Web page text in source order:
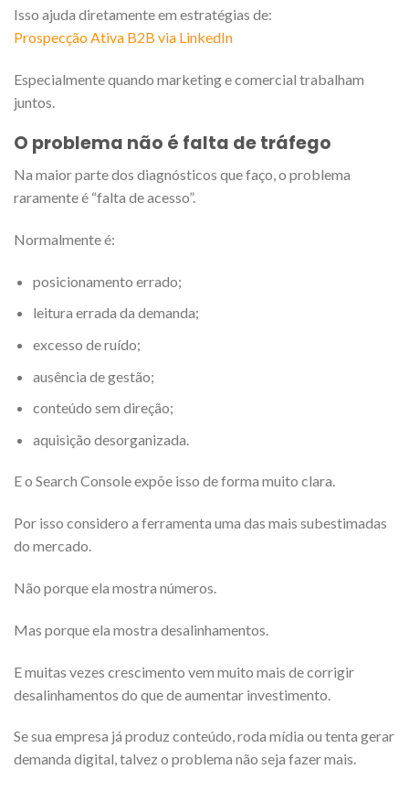
Isso ajuda diretamente em estratégias de:
Prospecção Ativa B2B via LinkedIn
Especialmente quando marketing e comercial trabalham
juntos.
O problema não é falta de tráfego
Na maior parte dos diagnósticos que faço, o problema
raramente é “falta de acesso”.
Normalmente é:
posicionamento errado;
leitura errada da demanda;
excesso de ruído;
ausência de gestão;
conteúdo sem direção;
aquisição desorganizada.
E o Search Console expõe isso de forma muito clara.
Por isso considero a ferramenta uma das mais subestimadas
do mercado.
Não porque ela mostra números.
Mas porque ela mostra desalinhamentos.
E muitas vezes crescimento vem muito mais de corrigir
desalinhamentos do que de aumentar investimento.
Se sua empresa já produz conteúdo, roda mídia ou tenta gerar
demanda digital, talvez o problema não seja fazer mais.